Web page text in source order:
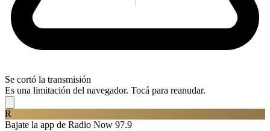
Se cortó la transmisión
Es una limitación del navegador. Tocá para reanudar.
R
Bajate la app de Radio Now 97.9